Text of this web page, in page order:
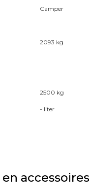
Camper
2093 kg
2500 kg
- liter
accessoires